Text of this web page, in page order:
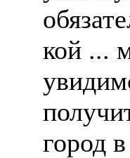
кой ...
город